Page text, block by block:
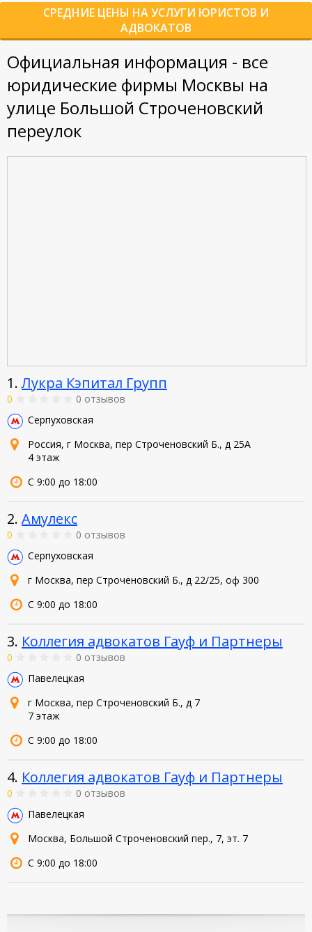
СРЕДНИЕ ЦЕНЫ НА УСЛУГИ ЮРИСТОВ И
АДВОКАТОВ
Официальная информация - все
юридические фирмы Москвы на
улице Большой Строченовский
переулок
1.Лукра Кэпитал Групп
0
0 отзывов
Серпуховская
Россия, г Москва, пер Строченовский Б., д 25А
4 этаж
С 9:00 до 18:00
2. Амулекс
0
0 отзывов
Серпуховская
г Москва, пер Строченовский Б., д 22/25, оф 300
С 9:00 до 18:00
3. Коллегия адвокатов Гауф и Партнеры
0
0 отзывов
Павелецкая
г Москва, пер Строченовский Б., д 7
7 этаж
С 9:00 до 18:00
4. Коллегия адвокатов Гауф и Партнеры
0
0 отзывов
Павелецкая
Москва, Большой Строченовский пер., 7, эт. 7
С 9:00 до 18:00